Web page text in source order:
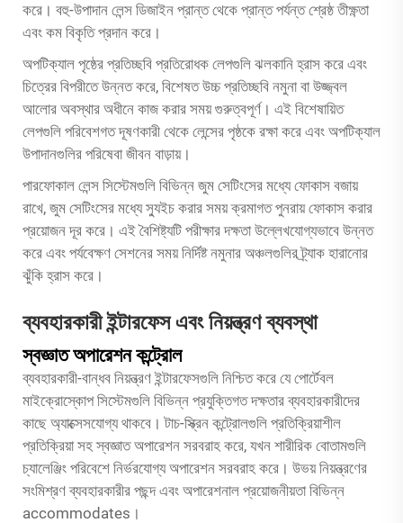
করে। বহু-উপাদান লেন্স ডিজাইন প্রান্ত থেকে প্রান্ত পর্যন্ত শ্রেষ্ঠ তীক্ষ্ণতা
এবং কম বিকৃতি প্রদান করে।
অপটিক্যাল পৃষ্ঠের প্রতিচ্ছবি প্রতিরোধক লেপগুলি ঝলকানি হ্রাস করে এবং
চিত্রের বিপরীতে উন্নত করে, বিশেষত উচ্চ প্রতিচ্ছবি নমুনা বা উজ্জ্বল
আলোর অবস্থার অধীনে কাজ করার সময় গুরুত্বপূর্ণ। এই বিশেষায়িত
লেপগুলি পরিবেশগত দূষণকারী থেকে লেন্সের পৃষ্ঠকে রক্ষা করে এবং অপটিক্যাল
উপাদানগুলির পরিষেবা জীবন বাড়ায়।
পারফোকাল লেন্স সিস্টেমগুলি বিভিন্ন জুম সেটিংসের মধ্যে ফোকাস বজায়
রাখে, জুম সেটিংসের মধ্যে স্যুইচ করার সময় ক্রমাগত পুনরায় ফোকাস করার
প্রয়োজন দূর করে। এই বৈশিষ্ট্যটি পরীক্ষার দক্ষতা উল্লেখযোগ্যভাবে উন্নত
করে এবং পর্যবেক্ষণ সেশনের সময় নির্দিষ্ট নমুনার অঞ্চলগুলির ট্র্যাক হারানোর
ঝুঁকি হ্রাস করে।
ব্যবহারকারী ইন্টারফেস এবং নিয়ন্ত্রণ ব্যবস্থা
স্বজ্ঞাত অপারেশন কন্ট্রোল
ব্যবহারকারী-বান্ধব নিয়ন্ত্রণ ইন্টারফেসগুলি নিশ্চিত করে যে পোর্টেবল
মাইক্রোস্কোপ সিস্টেমগুলি বিভিন্ন প্রযুক্তিগত দক্ষতার ব্যবহারকারীদের
কাছে অ্যাক্সেসযোগ্য থাকবে। টাচ-স্ক্রিন কন্ট্রোলগুলি প্রতিক্রিয়াশীল
প্রতিক্রিয়া সহ স্বজ্ঞাত অপারেশন সরবরাহ করে, যখন শারীরিক বোতামগুলি
চ্যালেঞ্জিং পরিবেশে নির্ভরযোগ্য অপারেশন সরবরাহ করে। উভয় নিয়ন্ত্রণের
সংমিশ্রণ ব্যবহারকারীর পছন্দ এবং অপারেশনাল প্রয়োজনীয়তা বিভিন্ন
accommodates।